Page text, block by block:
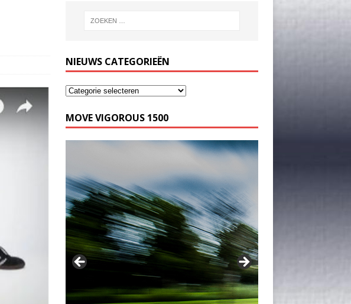
NIEUWS CATEGORIEËN
MOVE VIGOROUS 1500